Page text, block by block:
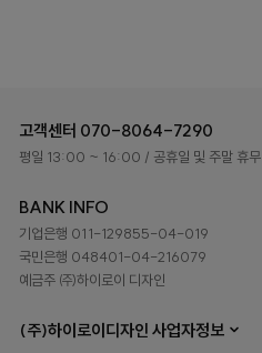
고객센터 070-8064-7290
평일 13:00 ~ 16:00 / 공휴일 및 주말 휴무
BANK INFO
기업은행 011-129855-04-019
국민은행 048401-04-216079
예금주 ㈜하이로이 디자인
(주)하이로이디자인 사업자정보